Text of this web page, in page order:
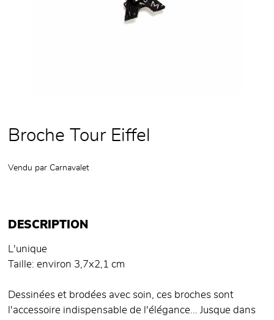
Broche Tour Eiffel
Vendu par Carnavalet
DESCRIPTION
L'unique
Taille: environ 3,7x2,1 cm
Dessinées et brodées avec soin, ces broches sont
l'accessoire indispensable de l'élégance... Jusque dans